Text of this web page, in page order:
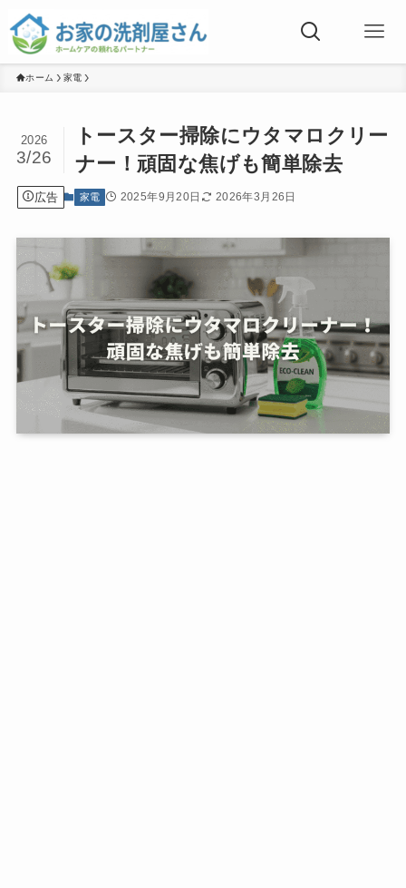
ホーム 家電
トースター掃除にウタマロクリー
ナー！頑固な焦げも簡単除去
2026
3/26
広告 家電 2025年9月20日 2026年3月26日